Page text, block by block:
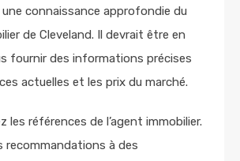
connaissance approfondie du
de Cleveland. Il devrait être en
fournir des informations précises
actuelles et les prix du marché.
les références de l’agent immobilier.
recommandations à des